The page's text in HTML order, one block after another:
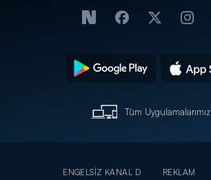
Tüm Uygulamalarımız
ENGELSİZ KANAL D REKLAM